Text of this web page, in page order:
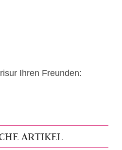
Ihren Freunden:
ARTIKEL